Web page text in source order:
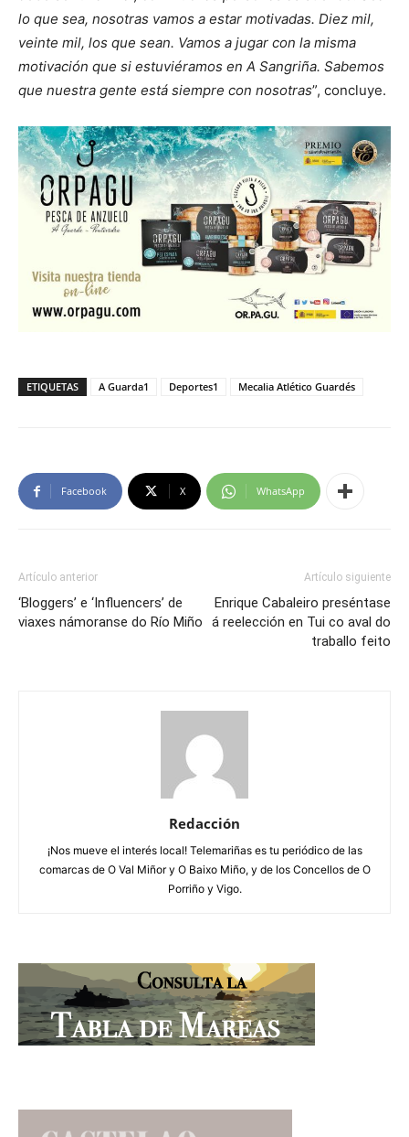
lo que sea, nosotras vamos a estar motivadas. Diez mil,
veinte mil, los que sean. Vamos a jugar con la misma
motivación que si estuviéramos en A Sangriña. Sabemos
que nuestra gente está siempre con nosotras”, concluye.
ETIQUETAS A Guarda1 Deportes1 Mecalia Atlético Guardés
Facebook X WhatsApp
Artículo anterior
‘Bloggers’ e ‘Influencers’ de
viaxes námoranse do Río Miño
Artículo siguiente
Enrique Cabaleiro preséntase
á reelección en Tui co aval do
traballo feito
Redacción
¡Nos mueve el interés local! Telemariñas es tu periódico de las
comarcas de O Val Miñor y O Baixo Miño, y de los Concellos de O
Porriño y Vigo.